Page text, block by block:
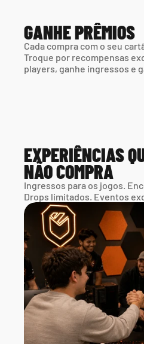
GANHE PRÊMIOS
Cada compra com o seu
Troque por recompensas
players, ganhe ingressos e
EXPERIÊNCIAS
NÃO COMPRA
Ingressos para os jogos.
Drops limitados. Eventos